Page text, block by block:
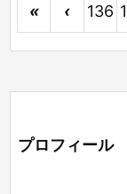
« ‹ 136
プロフィール